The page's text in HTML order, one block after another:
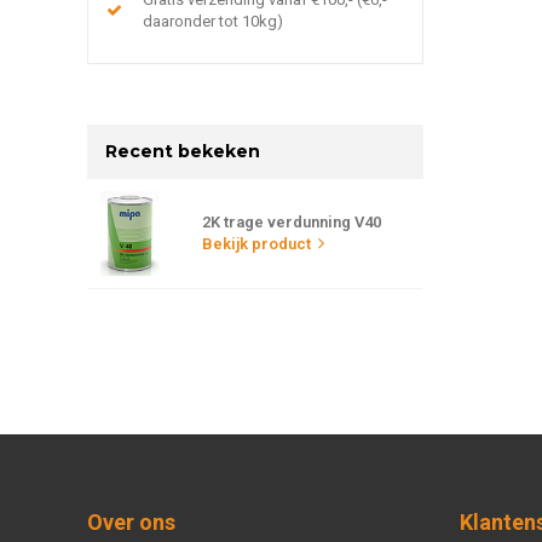
daaronder tot 10kg)
Recent bekeken
2K trage verdunning V40
Bekijk product
Over ons